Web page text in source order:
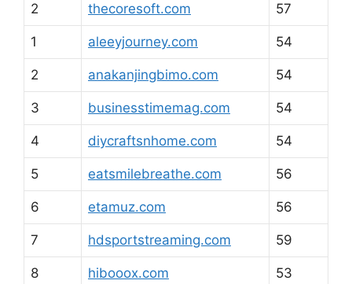
2 thecoresoft.com 57
1 aleeyjourney.com 54
2 anakanjingbimo.com 54
3 businesstimemag.com 54
4 diycraftsnhome.com 54
5 eatsmilebreathe.com 56
6 etamuz.com 56
7 hdsportstreaming.com 59
8 hibooox.com 53